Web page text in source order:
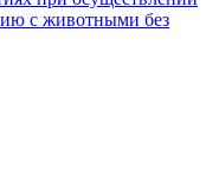
с животными без